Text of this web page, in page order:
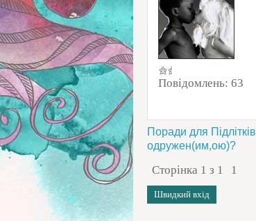
Повідомлень: 63
Поради для Підлітків
одружен(им,ою)?
Сторінка 1 з 1
1